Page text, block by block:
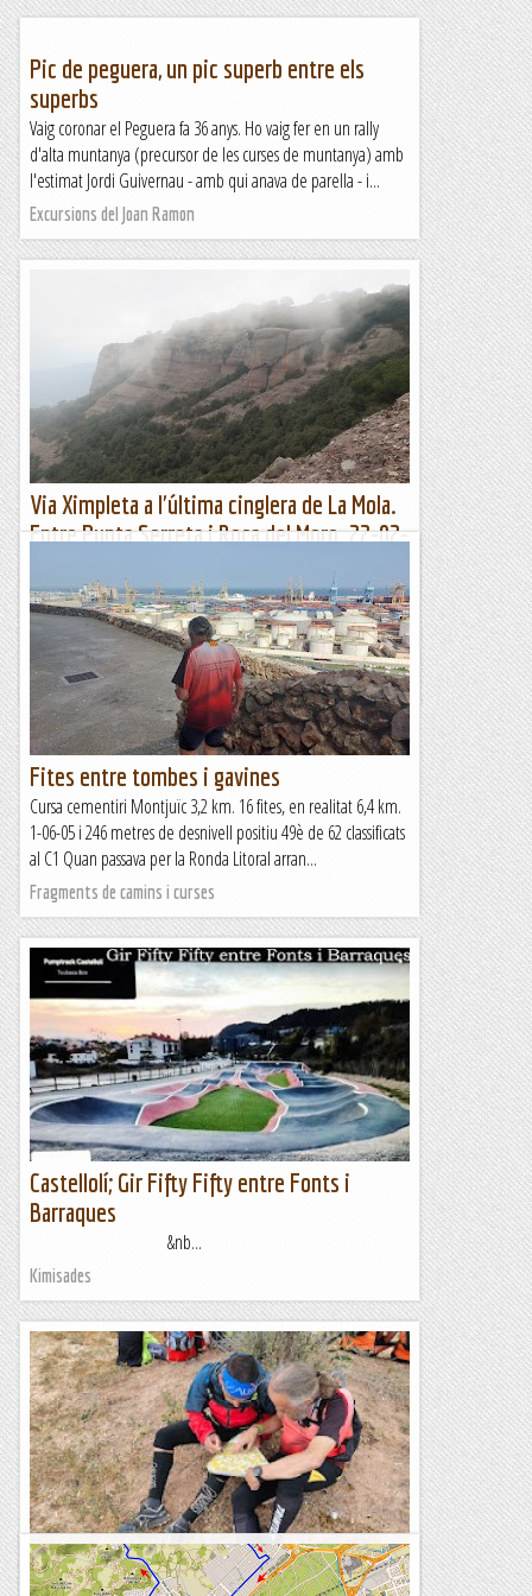
Pic de peguera, un pic superb entre els
superbs
Vaig coronar el Peguera fa 36 anys. Ho vaig fer en un rally
d'alta muntanya (precursor de les curses de muntanya) amb
l'estimat Jordi Guivernau - amb qui anava de parella - i...
Excursions del Joan Ramon
Via Ximpleta a l'última cinglera de La Mola.
Entre Punta Serreta i Roca del Moro. 22-02-
Aquesta part central de la darrera cinglera de La Mola és on
trobem aquesta via a l'esquerra de la Punta Serreta.
...
Jaumegrimp 2
Fites entre tombes i gavines
Cursa cementiri Montjuïc 3,2 km. 16 fites, en realitat 6,4 km.
1-06-05 i 246 metres de desnivell positiu 49è de 62 classificats
al C1 Quan passava per la Ronda Litoral arran...
Fragments de camins i curses
Castellolí; Gir Fifty Fifty entre Fonts i
Barraques
&nb...
Kimisades
Fites entre oliveres, vinyes, marges i turons